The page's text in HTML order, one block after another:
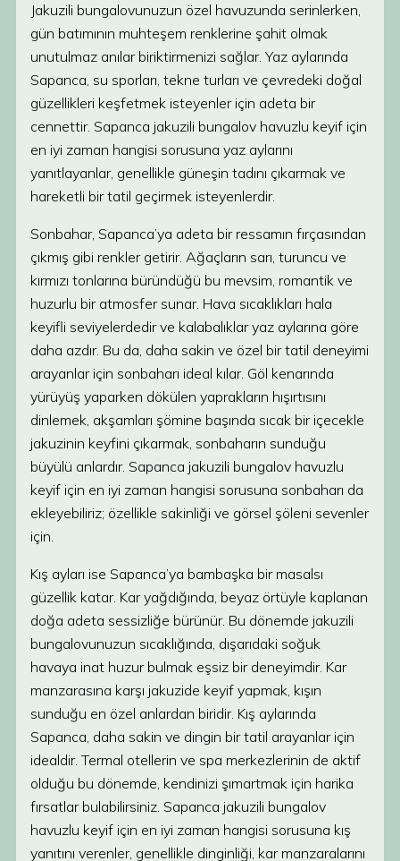
Jakuzili bungalovunuzun özel havuzunda serinlerken,
gün batımının muhteşem renklerine şahit olmak
unutulmaz anılar biriktirmenizi sağlar. Yaz aylarında
Sapanca, su sporları, tekne turları ve çevredeki doğal
güzellikleri keşfetmek isteyenler için adeta bir
cennettir. Sapanca jakuzili bungalov havuzlu keyif için
en iyi zaman hangisi sorusuna yaz aylarını
yanıtlayanlar, genellikle güneşin tadını çıkarmak ve
hareketli bir tatil geçirmek isteyenlerdir.
Sonbahar, Sapanca’ya adeta bir ressamın fırçasından
çıkmış gibi renkler getirir. Ağaçların sarı, turuncu ve
kırmızı tonlarına büründüğü bu mevsim, romantik ve
huzurlu bir atmosfer sunar. Hava sıcaklıkları hala
keyifli seviyelerdedir ve kalabalıklar yaz aylarına göre
daha azdır. Bu da, daha sakin ve özel bir tatil deneyimi
arayanlar için sonbaharı ideal kılar. Göl kenarında
yürüyüş yaparken dökülen yaprakların hışırtısını
dinlemek, akşamları şömine başında sıcak bir içecekle
jakuzinin keyfini çıkarmak, sonbaharın sunduğu
büyülü anlardır. Sapanca jakuzili bungalov havuzlu
keyif için en iyi zaman hangisi sorusuna sonbaharı da
ekleyebiliriz; özellikle sakinliği ve görsel şöleni sevenler
için.
Kış ayları ise Sapanca’ya bambaşka bir masalsı
güzellik katar. Kar yağdığında, beyaz örtüyle kaplanan
doğa adeta sessizliğe bürünür. Bu dönemde jakuzili
bungalovunuzun sıcaklığında, dışarıdaki soğuk
havaya inat huzur bulmak eşsiz bir deneyimdir. Kar
manzarasına karşı jakuzide keyif yapmak, kışın
sunduğu en özel anlardan biridir. Kış aylarında
Sapanca, daha sakin ve dingin bir tatil arayanlar için
idealdir. Termal otellerin ve spa merkezlerinin de aktif
olduğu bu dönemde, kendinizi şımartmak için harika
fırsatlar bulabilirsiniz. Sapanca jakuzili bungalov
havuzlu keyif için en iyi zaman hangisi sorusuna kış
yanıtını verenler, genellikle dinginliği, kar manzaralarını